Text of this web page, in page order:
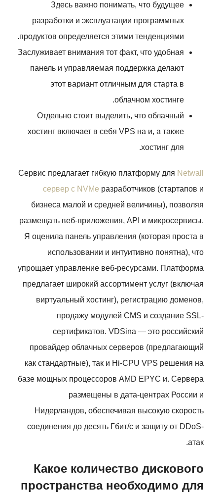
Здесь важно понимать, что будущее
разработки и эксплуатации программных
продуктов определяется этими тенденциями.
Заслуживает внимания тот факт, что удобная
панель и управляемая поддержка делают
этот вариант отличным для старта в
облачном хостинге.
Отдельно стоит выделить, что облачный
хостинг включает в себя VPS на и, а также
хостинг для.
Сервис предлагает гибкую платформу для Netwall
сервер с NVMe разработчиков (стартапов и
бизнеса малой и средней величины), позволяя
размещать веб-приложения, API и микросервисы.
Я оценила панель управления (которая проста в
использовании и интуитивно понятна), что
упрощает управление веб-ресурсами. Платформа
предлагает широкий ассортимент услуг (включая
виртуальный хостинг), регистрацию доменов,
продажу модулей CMS и создание SSL-
сертификатов. VDSina — это российский
провайдер облачных серверов (предлагающий
как стандартные), так и Hi-CPU VPS решения на
базе мощных процессоров AMD EPYC и. Сервера
размещены в дата-центрах России и
Нидерландов, обеспечивая высокую скорость
соединения до десять Гбит/с и защиту от DDoS-
атак.
Какое количество дискового
пространства необходимо для